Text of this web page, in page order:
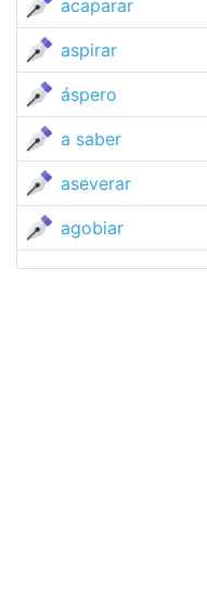
acaparar
aspirar
áspero
a saber
aseverar
agobiar